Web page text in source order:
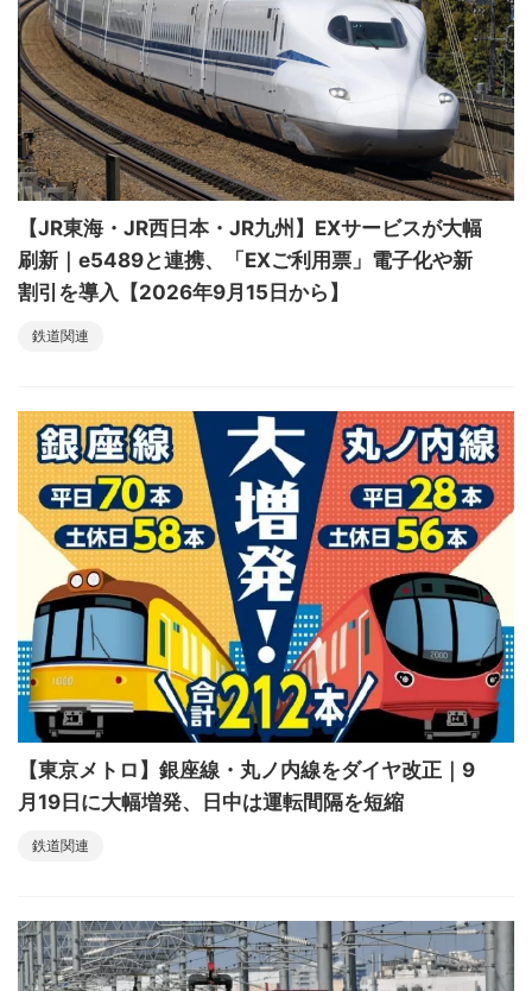
【JR東海・JR西日本・JR九州】EXサービスが大幅
刷新｜e5489と連携、「EXご利用票」電子化や新
割引を導入【2026年9月15日から】
鉄道関連
【東京メトロ】銀座線・丸ノ内線をダイヤ改正｜9
月19日に大幅増発、日中は運転間隔を短縮
鉄道関連